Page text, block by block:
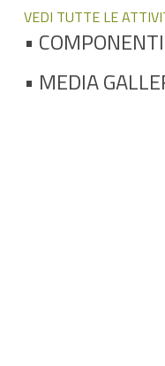
VEDI TUTTE LE
•
• MEDIA